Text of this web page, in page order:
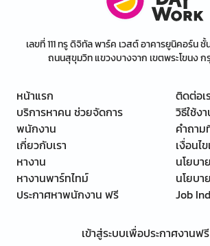
เลขที่ 111 ทรู ดิจิทัล พาร์ค เวสต์ อาคารยูนิคอร์น ชั้
ถนนสุขุมวิท แขวงบางจาก เขตพระโขนง ก
หน้าแรก
บริการหาคน ช่วยจัดการ
พนักงาน
เกี่ยวกับเรา
หางาน
หางานพาร์ทไทม์
ประกาศหาพนักงาน ฟรี
ติดต่อเ
วิธีใช้ง
คำถา
เงื่อนไ
นโยบา
นโยบา
Job
เข้าสู่ระบบเพื่อประกาศงานฟรี